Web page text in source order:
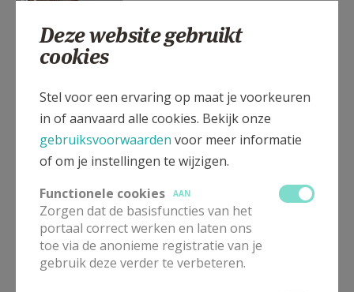
Deze website gebruikt
cookies
Stel voor een ervaring op maat je voorkeuren
in of aanvaard alle cookies. Bekijk onze
gebruiksvoorwaarden voor meer informatie
of om je instellingen te wijzigen.
Functionele cookies
AAN
Zorgen dat de basisfuncties van het
portaal correct werken en laten ons
toe via de anonieme registratie van je
gebruik deze verder te verbeteren.